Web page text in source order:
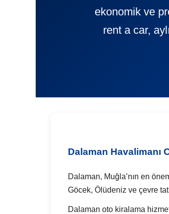
ekonomik ve
rent a car,
Dalaman Havalimanı
Dalaman, Muğla’nın en
Göcek, Ölüdeniz ve çevre
Dalaman oto kiralama